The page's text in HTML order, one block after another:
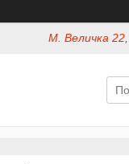
М. Величка 22,